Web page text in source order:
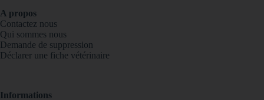
A propos
Contactez nous
Qui sommes nous
Demande de suppression
Déclarer une fiche vétérinaire
Informations